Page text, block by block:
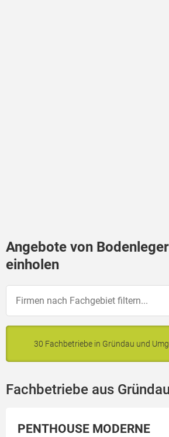
Angebote von
einholen
30 Fachbetriebe in Gründau und
Fachbetriebe aus Gründau
PENTHOUSE MODERNE